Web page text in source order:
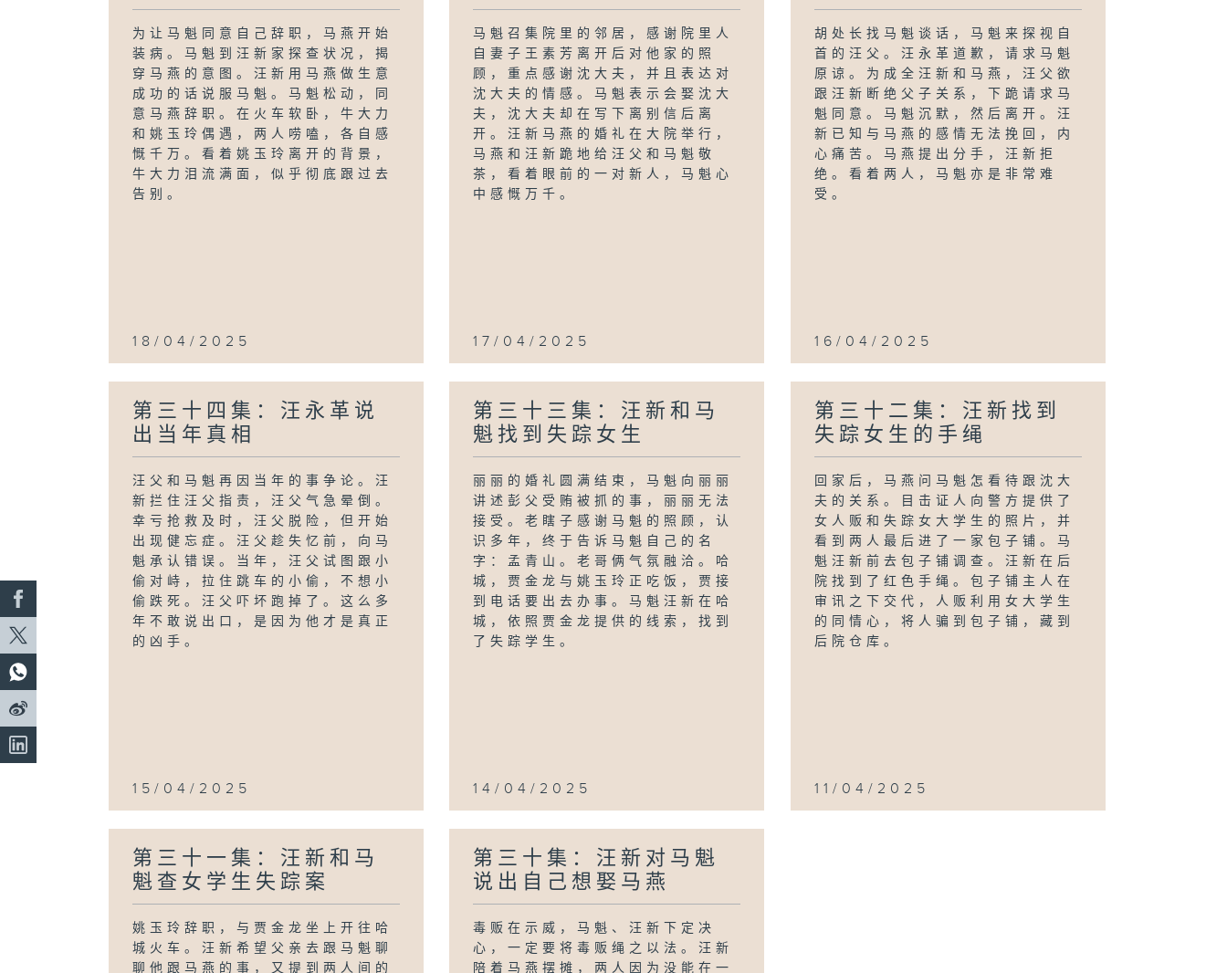
为让马魁同意自己辞职，马燕开始
装病。马魁到汪新家探查状况，揭
穿马燕的意图。汪新用马燕做生意
成功的话说服马魁。马魁松动，同
意马燕辞职。在火车软卧，牛大力
和姚玉玲偶遇，两人唠嗑，各自感
慨千万。看着姚玉玲离开的背景，
牛大力泪流满面，似乎彻底跟过去
告别。
18/04/2025
马魁召集院里的邻居，感谢院里人
自妻子王素芳离开后对他家的照
顾，重点感谢沈大夫，并且表达对
沈大夫的情感。马魁表示会娶沈大
夫，沈大夫却在写下离别信后离
开。汪新马燕的婚礼在大院举行，
马燕和汪新跪地给汪父和马魁敬
茶，看着眼前的一对新人，马魁心
中感慨万千。
17/04/2025
胡处长找马魁谈话，马魁来探视自
首的汪父。汪永革道歉，请求马魁
原谅。为成全汪新和马燕，汪父欲
跟汪新断绝父子关系，下跪请求马
魁同意。马魁沉默，然后离开。汪
新已知与马燕的感情无法挽回，内
心痛苦。马燕提出分手，汪新拒
绝。看着两人，马魁亦是非常难
受。
16/04/2025
第三十四集：汪永革说
出当年真相
汪父和马魁再因当年的事争论。汪
新拦住汪父指责，汪父气急晕倒。
幸亏抢救及时，汪父脱险，但开始
出现健忘症。汪父趁失忆前，向马
魁承认错误。当年，汪父试图跟小
偷对峙，拉住跳车的小偷，不想小
偷跌死。汪父吓坏跑掉了。这么多
年不敢说出口，是因为他才是真正
的凶手。
15/04/2025
第三十三集：汪新和马
魁找到失踪女生
丽丽的婚礼圆满结束，马魁向丽丽
讲述彭父受贿被抓的事，丽丽无法
接受。老瞎子感谢马魁的照顾，认
识多年，终于告诉马魁自己的名
字：孟青山。老哥俩气氛融洽。哈
城，贾金龙与姚玉玲正吃饭，贾接
到电话要出去办事。马魁汪新在哈
城，依照贾金龙提供的线索，找到
了失踪学生。
14/04/2025
第三十二集：汪新找到
失踪女生的手绳
回家后，马燕问马魁怎看待跟沈大
夫的关系。目击证人向警方提供了
女人贩和失踪女大学生的照片，并
看到两人最后进了一家包子铺。马
魁汪新前去包子铺调查。汪新在后
院找到了红色手绳。包子铺主人在
审讯之下交代，人贩利用女大学生
的同情心，将人骗到包子铺，藏到
后院仓库。
11/04/2025
第三十一集：汪新和马
魁查女学生失踪案
姚玉玲辞职，与贾金龙坐上开往哈
城火车。汪新希望父亲去跟马魁聊
聊他跟马燕的事，又提到两人间的
第三十集：汪新对马魁
说出自己想娶马燕
毒贩在示威，马魁、汪新下定决
心，一定要将毒贩绳之以法。汪新
陪着马燕摆摊，两人因为没能在一